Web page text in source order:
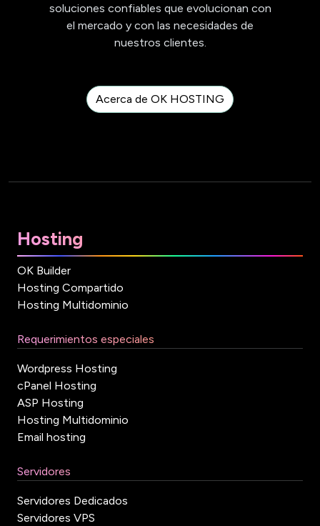
soluciones confiables que evolucionan con
el mercado y con las necesidades de
nuestros clientes.
Acerca de OK HOSTING
Hosting
OK Builder
Hosting Compartido
Hosting Multidominio
Requerimientos especiales
Wordpress Hosting
cPanel Hosting
ASP Hosting
Hosting Multidominio
Email hosting
Servidores
Servidores Dedicados
Servidores VPS